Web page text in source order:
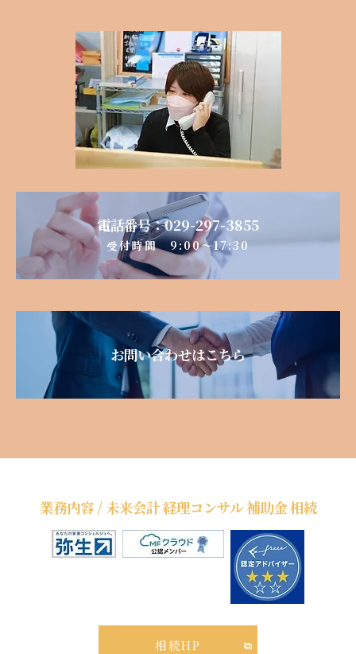
電話番号：029-297-3855
​受付時間 9:00～17:30
お問い合わせはこちら
業務内容 / 未来会計 経理コンサル 補助金 相続
相続HP